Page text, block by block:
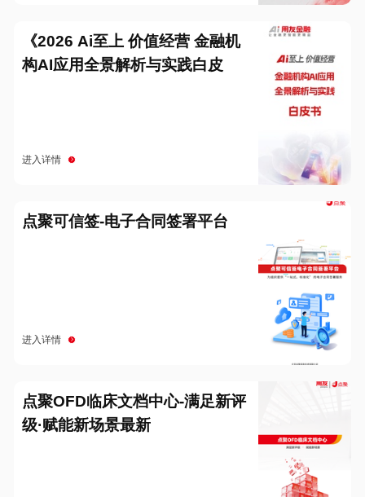
《2026 Ai至上 价值经营 金融机
构AI应用全景解析与实践白皮
进入详情
点聚可信签-电子合同签署平台
进入详情
点聚OFD临床文档中心-满足新评
级·赋能新场景最新